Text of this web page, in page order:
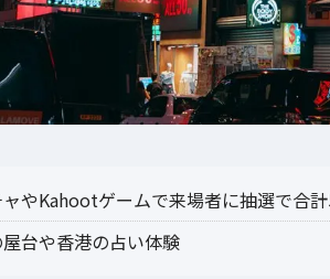
やKahootゲームで来場者に抽選で合
台や香港の占い体験